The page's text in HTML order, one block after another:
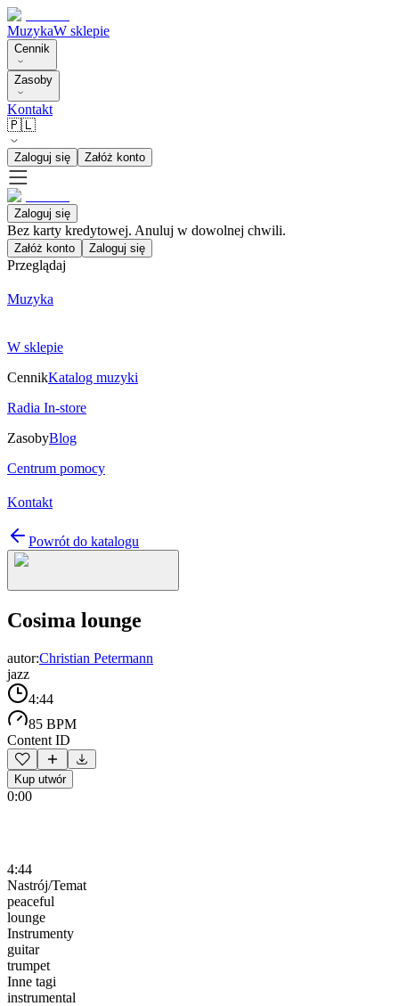
MuzykaW sklepie
Cennik
Zasoby
Kontakt
🇵🇱
Zaloguj się Załóż konto
Zaloguj się
Bez karty kredytowej. Anuluj w dowolnej chwili.
Załóż konto Zaloguj się
Przeglądaj
Muzyka
W sklepie
CennikKatalog muzyki
Radia In-store
ZasobyBlog
Centrum pomocy
Kontakt
Powrót do katalogu
Cosima lounge
autor:Christian Petermann
jazz
4:44
85 BPM
Content ID
Kup utwór
0:00
4:44
Nastrój/Temat
peaceful
lounge
Instrumenty
guitar
trumpet
Inne tagi
instrumental